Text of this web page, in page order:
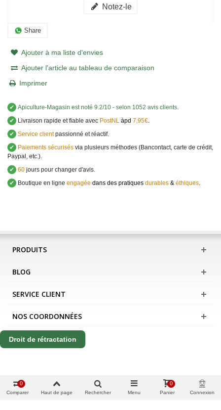
Notez-le
Share
Ajouter à ma liste d'envies
Ajouter l'article au tableau de comparaison
Imprimer
✔ Apiculture-Magasin est noté 9.2/10 - selon 1052 avis clients.
✔
Livraison rapide et fiable avec PostNL àpd 7,95€.
✔ Service clientpassionné et réactif.
✔
Paiements sécurisés via plusieurs méthodes (Bancontact, carte de crédit,
Paypal, etc.).
✔ 60 jours pour changer d'avis.
✔
Boutique en ligne engagée dans des pratiques durables & éthiques.
PRODUITS
BLOG
SERVICE CLIENT
NOS COORDONNÉES
Droit de rétractation
Comparer
0
Haut de page Rechercher Menu Panier
0
Connexion